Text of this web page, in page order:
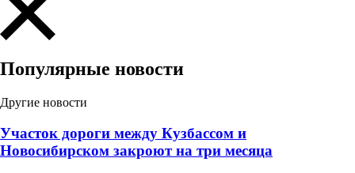
Популярные новости
Другие новости
Участок дороги между Кузбассом и
Новосибирском закроют на три месяца